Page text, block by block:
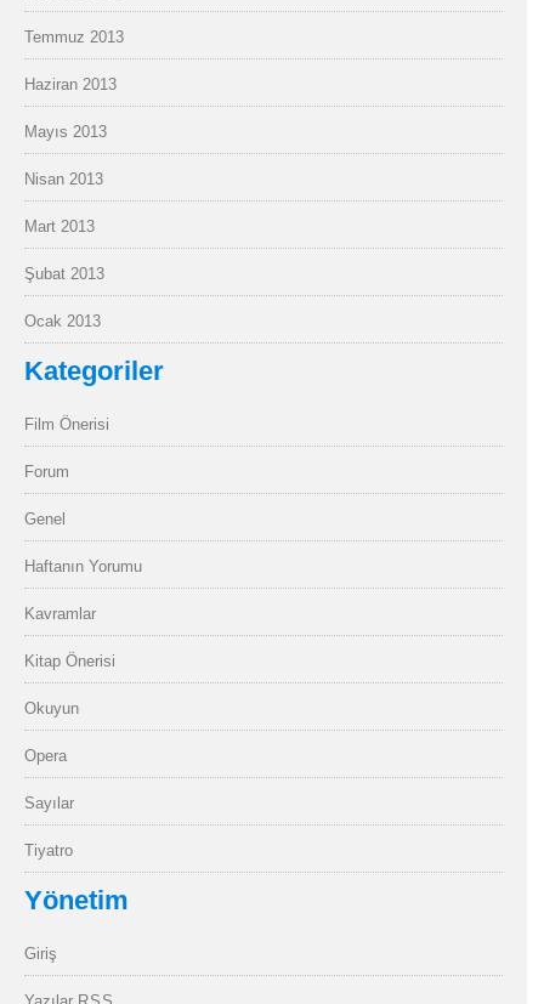
Temmuz 2013
Haziran 2013
Mayıs 2013
Nisan 2013
Mart 2013
Şubat 2013
Ocak 2013
Kategoriler
Film Önerisi
Forum
Genel
Haftanın Yorumu
Kavramlar
Kitap Önerisi
Okuyun
Opera
Sayılar
Tiyatro
Yönetim
Giriş